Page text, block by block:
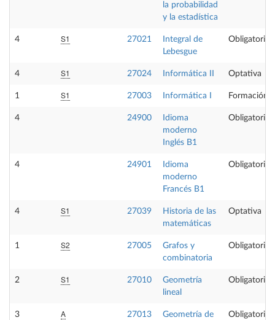
la probabilidad
y la estadística
4 S1 27021
Integral de
Lebesgue
Obligatoria
4 S1 27024 Informática II Optativa
1 S1 27003 Informática I Formación
4 24900
Idioma
moderno
Inglés B1
Obligatoria
4 24901
Idioma
moderno
Francés B1
Obligatoria
4 S1 27039
Historia de las
matemáticas
Optativa
1 S2 27005
Grafos y
combinatoria
Obligatoria
2 S1 27010
Geometría
lineal
Obligatoria
3 A 27013
Geometría de
Obligatoria